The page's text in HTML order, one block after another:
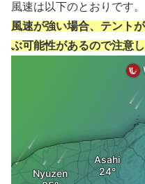
風速は以下のとおりです。
風速が強い場合、テント
ぶ可能性があるので注意し